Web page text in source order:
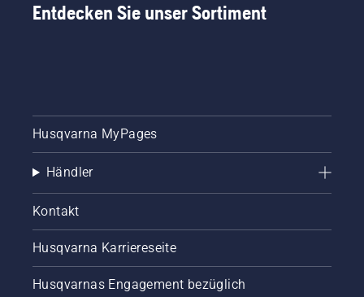
Schneideinheit
kann
brechen
Entdecken Sie unser Sortiment
Husqvarna MyPages
Händler
Kontakt
Husqvarna Karriereseite
Husqvarnas Engagement bezüglich